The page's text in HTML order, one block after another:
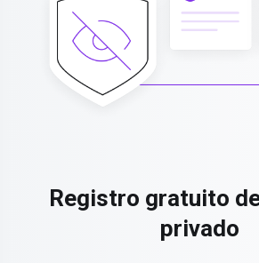
Registro gratuito
privado